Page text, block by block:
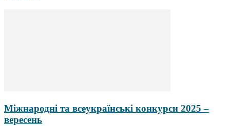
Міжнародні та всеукраїнські конкурси 2025 –
вересень